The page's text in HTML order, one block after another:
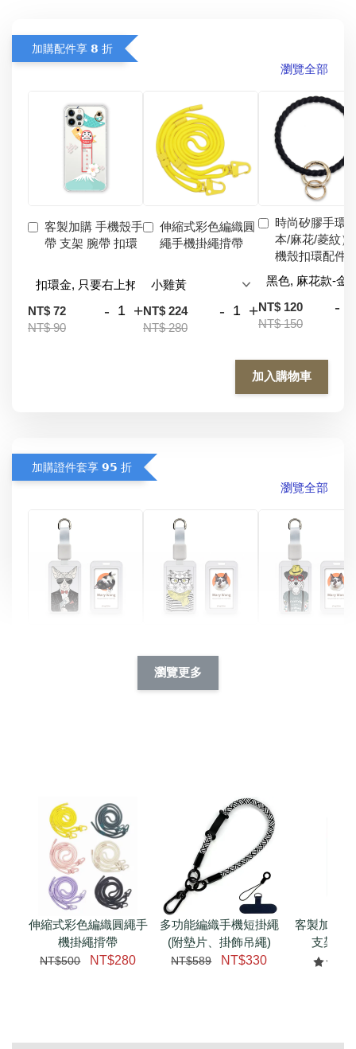
加購配件享 𝟴 折
瀏覽全部
客製加購 手機殼手
帶 支架 腕帶 扣環
NT$ 72
NT$ 90
- +
伸縮式彩色編織圓
繩手機掛繩揹帶
NT$ 224
NT$ 280
- +
時尚矽膠手環
本/麻花/菱紋）
機殼扣環配件
NT$ 120
NT$ 150
-
加入購物車
加購證件套享 𝟵𝟱 折
瀏覽全部
件套(附伸縮卡扣)
CSAA05
加入購物車
瀏覽更多
瀏覽更多
伸縮式彩色編織圓繩手
機掛繩揹帶
NT$500 NT$280
多功能編織手機短掛繩
(附墊片、掛飾吊繩)
NT$589 NT$330
客製加購
支架 腕